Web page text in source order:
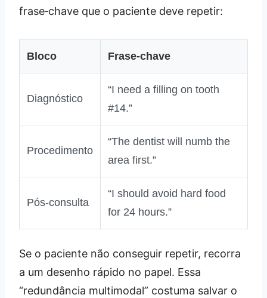
frase‑chave que o paciente deve repetir:
Bloco Frase‑chave
Diagnóstico
“I need a filling on tooth
#14.”
Procedimento
“The dentist will numb the
area first.”
Pós‑consulta
“I should avoid hard food
for 24 hours.”
Se o paciente não conseguir repetir, recorra
a um desenho rápido no papel. Essa
“redundância multimodal” costuma salvar o